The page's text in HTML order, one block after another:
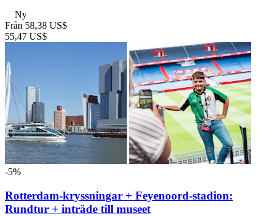
Ny
Från 58,38 US$
55,47 US$
-5%
Rotterdam-kryssningar + Feyenoord-stadion:
Rundtur + inträde till museet